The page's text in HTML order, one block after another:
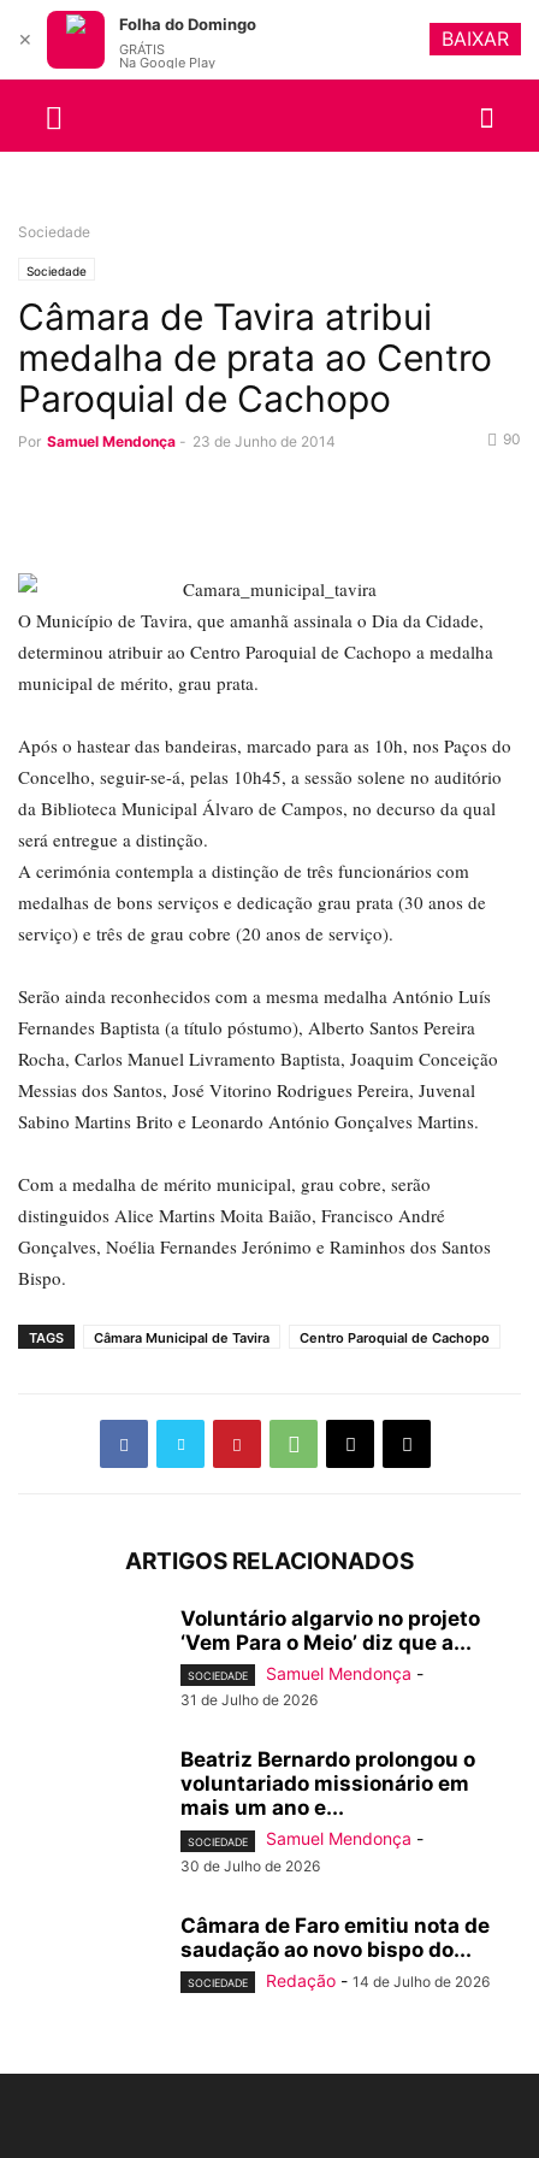
Sociedade
Sociedade
Câmara de Tavira atribui
medalha de prata ao Centro
Paroquial de Cachopo
Por Samuel Mendonça - 23 de Junho de 2014 90
O Município de Tavira, que amanhã assinala o Dia da Cidade,
determinou atribuir ao Centro Paroquial de Cachopo a medalha
municipal de mérito, grau prata.
Após o hastear das bandeiras, marcado para as 10h, nos Paços do
Concelho, seguir-se-á, pelas 10h45, a sessão solene no auditório
da Biblioteca Municipal Álvaro de Campos, no decurso da qual
será entregue a distinção.
A cerimónia contempla a distinção de três funcionários com
medalhas de bons serviços e dedicação grau prata (30 anos de
serviço) e três de grau cobre (20 anos de serviço).
Serão ainda reconhecidos com a mesma medalha António Luís
Fernandes Baptista (a título póstumo), Alberto Santos Pereira
Rocha, Carlos Manuel Livramento Baptista, Joaquim Conceição
Messias dos Santos, José Vitorino Rodrigues Pereira, Juvenal
Sabino Martins Brito e Leonardo António Gonçalves Martins.
Com a medalha de mérito municipal, grau cobre, serão
distinguidos Alice Martins Moita Baião, Francisco André
Gonçalves, Noélia Fernandes Jerónimo e Raminhos dos Santos
Bispo.
TAGS Câmara Municipal de Tavira Centro Paroquial de Cachopo
ARTIGOS RELACIONADOS
Voluntário algarvio no projeto
‘Vem Para o Meio’ diz que a...
SOCIEDADE Samuel Mendonça -
31 de Julho de 2026
Beatriz Bernardo prolongou o
voluntariado missionário em
mais um ano e...
SOCIEDADE Samuel Mendonça -
30 de Julho de 2026
Câmara de Faro emitiu nota de
saudação ao novo bispo do...
SOCIEDADE Redação - 14 de Julho de 2026
✕
Folha do Domingo
GRÁTIS
Na Google Play
BAIXAR